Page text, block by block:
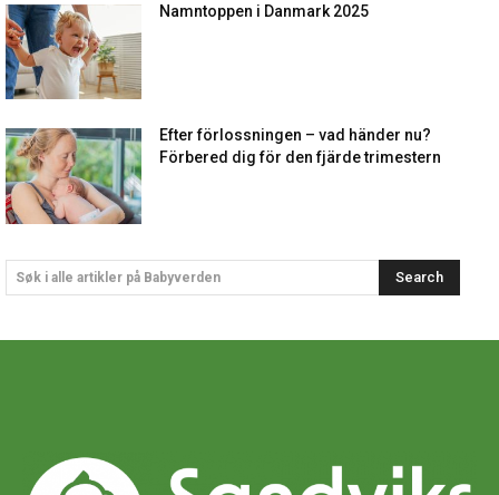
Namntoppen i Danmark 2025
Efter förlossningen – vad händer nu?
Förbered dig för den fjärde trimestern
Søk i alle artikler på Babyverden Search